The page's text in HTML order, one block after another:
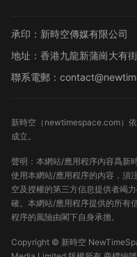
承印：新時空傳媒有限公司
地址：香港九龍新蒲崗大有
聯系電郵：
新時空（ newtimespace.com）
成立。
聲明：本網站/應用程序內容爲新
使用本網站/應用程序的內容，須
空及授權的第三方信息提供者竭
確。本網站/應用程序提供的所有
程序的風險由閣下自身承擔。
Copyright © 新時空